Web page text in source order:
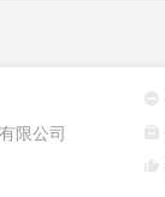
限公司